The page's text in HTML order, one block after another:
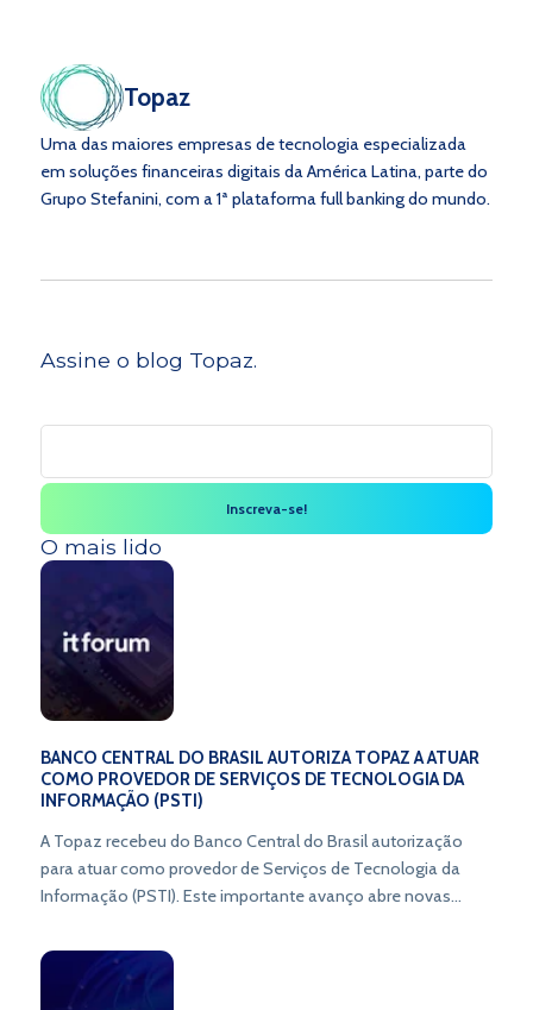
Topaz
Uma das maiores empresas de tecnologia especializada
em soluções financeiras digitais da América Latina, parte do
Grupo Stefanini, com a 1ª plataforma full banking do mundo.
Assine o blog Topaz.
O mais lido
BANCO CENTRAL DO BRASIL AUTORIZA TOPAZ A ATUAR
COMO PROVEDOR DE SERVIÇOS DE TECNOLOGIA DA
INFORMAÇÃO (PSTI)
A Topaz recebeu do Banco Central do Brasil autorização
para atuar como provedor de Serviços de Tecnologia da
Informação (PSTI). Este importante avanço abre novas
financeiras. Fique por dentro das mudanças e prepare-se
para explorar as novas possibilidades que estão por vir!